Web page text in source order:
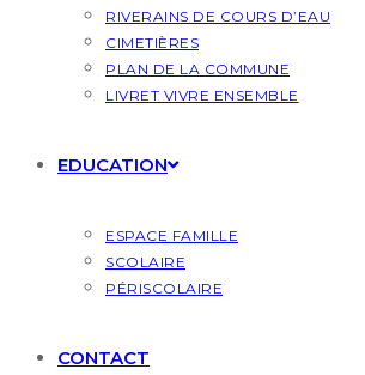
RIVERAINS DE COURS D’EAU
CIMETIÈRES
PLAN DE LA COMMUNE
LIVRET VIVRE ENSEMBLE
EDUCATION
ESPACE FAMILLE
SCOLAIRE
PÉRISCOLAIRE
CONTACT